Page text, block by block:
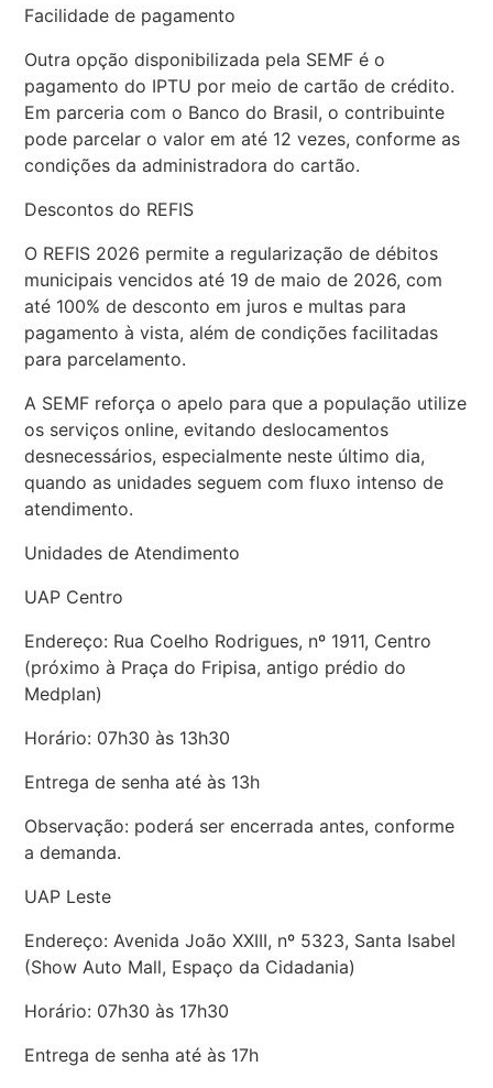
Facilidade de pagamento
Outra opção disponibilizada pela SEMF é o
pagamento do IPTU por meio de cartão de crédito.
Em parceria com o Banco do Brasil, o contribuinte
pode parcelar o valor em até 12 vezes, conforme as
condições da administradora do cartão.
Descontos do REFIS
O REFIS 2026 permite a regularização de débitos
municipais vencidos até 19 de maio de 2026, com
até 100% de desconto em juros e multas para
pagamento à vista, além de condições facilitadas
para parcelamento.
A SEMF reforça o apelo para que a população utilize
os serviços online, evitando deslocamentos
desnecessários, especialmente neste último dia,
quando as unidades seguem com fluxo intenso de
atendimento.
Unidades de Atendimento
UAP Centro
Endereço: Rua Coelho Rodrigues, nº 1911, Centro
(próximo à Praça do Fripisa, antigo prédio do
Medplan)
Horário: 07h30 às 13h30
Entrega de senha até às 13h
Observação: poderá ser encerrada antes, conforme
a demanda.
UAP Leste
Endereço: Avenida João XXIII, nº 5323, Santa Isabel
(Show Auto Mall, Espaço da Cidadania)
Horário: 07h30 às 17h30
Entrega de senha até às 17h